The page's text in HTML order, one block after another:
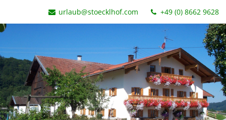
urlaub@stoecklhof.com +49 (0) 8662 9628